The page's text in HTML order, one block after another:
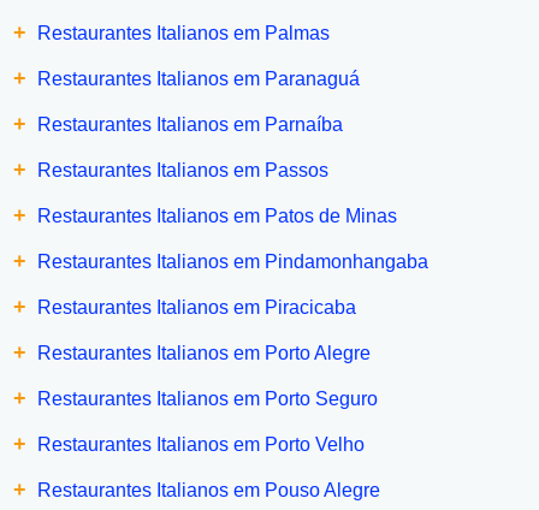
+ Restaurantes Italianos em Palmas
+ Restaurantes Italianos em Paranaguá
+ Restaurantes Italianos em Parnaíba
+ Restaurantes Italianos em Passos
+ Restaurantes Italianos em Patos de Minas
+ Restaurantes Italianos em Pindamonhangaba
+ Restaurantes Italianos em Piracicaba
+ Restaurantes Italianos em Porto Alegre
+ Restaurantes Italianos em Porto Seguro
+ Restaurantes Italianos em Porto Velho
+ Restaurantes Italianos em Pouso Alegre